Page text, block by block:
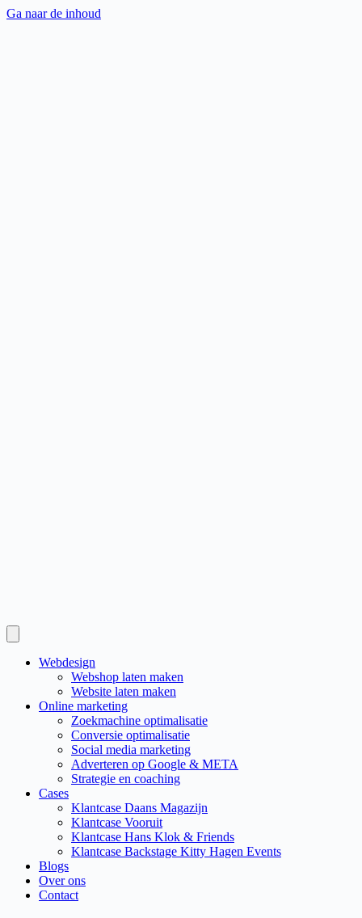
Ga naar de inhoud
Webdesign
Webshop laten maken
Website laten maken
Online marketing
Zoekmachine optimalisatie
Conversie optimalisatie
Social media marketing
Adverteren op Google & META
Strategie en coaching
Cases
Klantcase Daans Magazijn
Klantcase Vooruit
Klantcase Hans Klok & Friends
Klantcase Backstage Kitty Hagen Events
Blogs
Over ons
Contact